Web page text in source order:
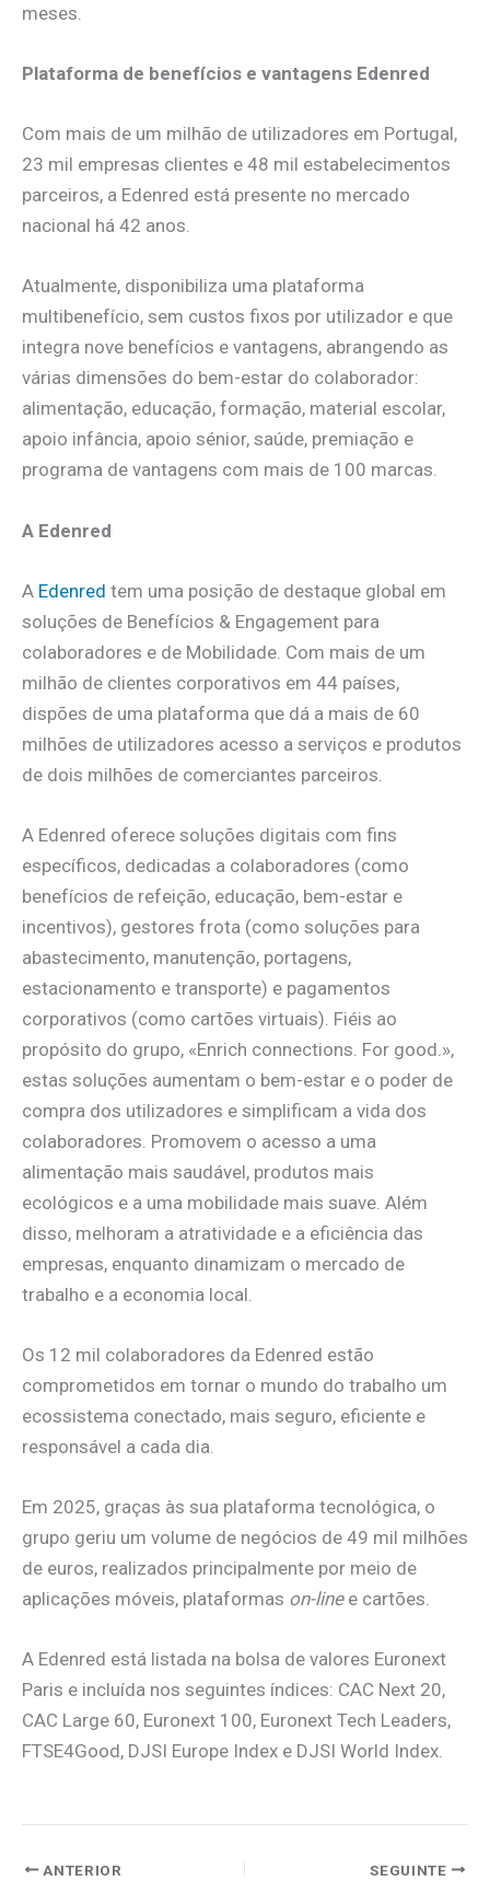
meses.
Plataforma de benefícios e vantagens Edenred
Com mais de um milhão de utilizadores em Portugal,
23 mil empresas clientes e 48 mil estabelecimentos
parceiros, a Edenred está presente no mercado
nacional há 42 anos.
Atualmente, disponibiliza uma plataforma
multibenefício, sem custos fixos por utilizador e que
integra nove benefícios e vantagens, abrangendo as
várias dimensões do bem-estar do colaborador:
alimentação, educação, formação, material escolar,
apoio infância, apoio sénior, saúde, premiação e
programa de vantagens com mais de 100 marcas.
A Edenred
A Edenred tem uma posição de destaque global em
soluções de Benefícios & Engagement para
colaboradores e de Mobilidade. Com mais de um
milhão de clientes corporativos em 44 países,
dispões de uma plataforma que dá a mais de 60
milhões de utilizadores acesso a serviços e produtos
de dois milhões de comerciantes parceiros.
A Edenred oferece soluções digitais com fins
específicos, dedicadas a colaboradores (como
benefícios de refeição, educação, bem-estar e
incentivos), gestores frota (como soluções para
abastecimento, manutenção, portagens,
estacionamento e transporte) e pagamentos
corporativos (como cartões virtuais). Fiéis ao
propósito do grupo, «Enrich connections. For good.»,
estas soluções aumentam o bem-estar e o poder de
compra dos utilizadores e simplificam a vida dos
colaboradores. Promovem o acesso a uma
alimentação mais saudável, produtos mais
ecológicos e a uma mobilidade mais suave. Além
disso, melhoram a atratividade e a eficiência das
empresas, enquanto dinamizam o mercado de
trabalho e a economia local.
Os 12 mil colaboradores da Edenred estão
comprometidos em tornar o mundo do trabalho um
ecossistema conectado, mais seguro, eficiente e
responsável a cada dia.
Em 2025, graças às sua plataforma tecnológica, o
grupo geriu um volume de negócios de 49 mil milhões
de euros, realizados principalmente por meio de
aplicações móveis, plataformas on-linee cartões.
A Edenred está listada na bolsa de valores Euronext
Paris e incluída nos seguintes índices: CAC Next 20,
CAC Large 60, Euronext 100, Euronext Tech Leaders,
FTSE4Good, DJSI Europe Index e DJSI World Index.
ANTERIOR SEGUINTE